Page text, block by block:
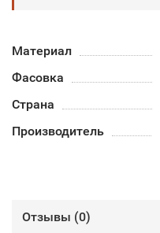
Материал
Фасовка
Страна
Производитель
Отзывы (0)